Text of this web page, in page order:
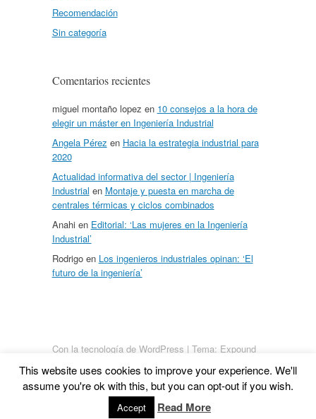
Recomendación
Sin categoría
Comentarios recientes
miguel montaño lopez en 10 consejos a la hora de
elegir un máster en Ingeniería Industrial
Angela Pérez en Hacia la estrategia industrial para
2020
Actualidad informativa del sector | Ingeniería
Industrial en Montaje y puesta en marcha de
centrales térmicas y ciclos combinados
Anahi en Editorial: ‘Las mujeres en la Ingeniería
Industrial’
Rodrigoen Los ingenieros industriales opinan: ‘El
futuro de la ingeniería’
Con la tecnología de WordPress | Tema: Expound
This website uses cookies to improve your experience. We'll
assume you're ok with this, but you can opt-out if you wish.
Accept Read More